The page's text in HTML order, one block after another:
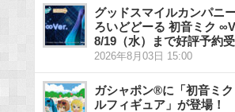
グッドスマイルカンパニ
ろいどどーる 初音ミク
8/19（水）まで好評予約受
2026年8月03日 15:00
ガシャポン®に「初音ミ
ルフィギュア」が登場！